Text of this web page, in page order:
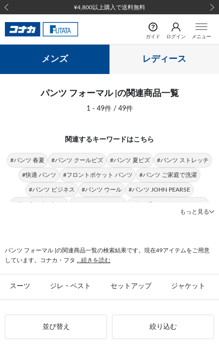
前の画像
ガイド ログイン メニュー
メンズ レディース
パンツ フォーマル |の関連商品一覧
1 - 49件 / 49件
関連するキーワードはこちら
#パンツ 春夏 #パンツ クールビズ #パンツ 夏ビズ #パンツ ストレッチ
#快適 パンツ #フロントポケット パンツ #パンツ ご家庭で洗濯
#パンツ ビジネス #パンツ ウール #パンツ JOHN PEARSE
#ワンタック パンツ #オーダースーツ フォーマル
#フォーマル ドレスシューズ
もっと見る
パンツ フォーマル |の関連商品一覧の検索結果です。現在49アイテムをご用意
しています。コナカ・フタ
...続きを読む
スーツ ジレ・ベスト セットアップ ジャケット
並び替え 絞り込む